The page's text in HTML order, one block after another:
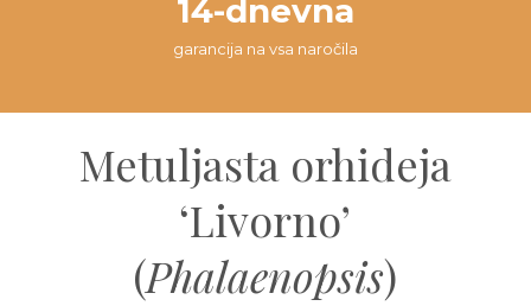
14-dnevna
garancija na vsa naročila
Metuljasta orhideja
‘Livorno’
(Phalaenopsis)